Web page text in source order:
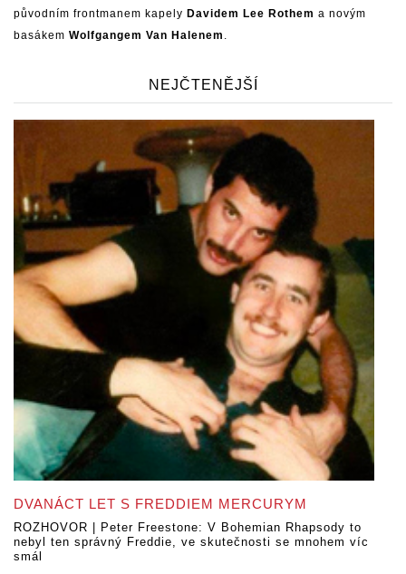
původním frontmanem kapely Davidem Lee Rothem a novým
basákem Wolfgangem Van Halenem .
NEJČTENĚJŠÍ
DVANÁCT LET S FREDDIEM MERCURYM
ROZHOVOR | Peter Freestone: V Bohemian Rhapsody to
nebyl ten správný Freddie, ve skutečnosti se mnohem víc
smál